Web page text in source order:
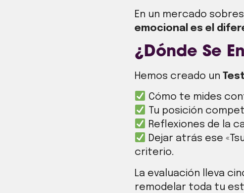
En un mercado
emocional es el
¿Dónde Se
Hemos creado un
Cómo te mides
Tu posición
Reflexiones de la
Dejar atrás ese
criterio.
La evaluación lleva
remodelar toda tu